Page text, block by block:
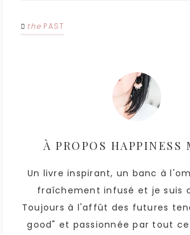
the PAST
À PROPOS HAPPINESS
Un livre inspirant, un banc à
fraîchement infusé et je suis
Toujours à l'affût des futures
good" et passionnée par tout